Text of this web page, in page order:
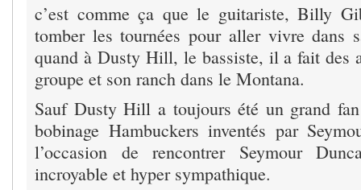
c’est comme ça que le guitariste, Billy
tomber les tournées pour aller vivre dans
quand à Dusty Hill, le bassiste, il a fait des
groupe et son ranch dans le Montana.
Sauf Dusty Hill a toujours été un grand
bobinage Hambuckers inventés par
l’occasion de rencontrer Seymour
incroyable et hyper sympathique.